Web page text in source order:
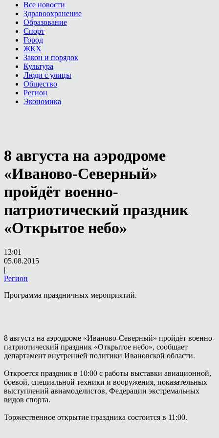
Все новости
Здравоохранение
Образование
Спорт
Город
ЖКХ
Закон и порядок
Культура
Люди с улицы
Общество
Регион
Экономика
8 августа на аэродроме
«Иваново-Северный»
пройдёт военно-
патриотический праздник
«Открытое небо»
13:01
05.08.2015
|
Регион
Программа праздничных мероприятий.
8 августа на аэродроме «Иваново-Северный» пройдёт военно-
патриотический праздник «Открытое небо», сообщает
департамент внутренней политики Ивановской области.
Откроется праздник в 10:00 с работы выставки авиационной,
боевой, специальной техники и вооружения, показательных
выступлений авиамоделистов, Федерации экстремальных
видов спорта.
Торжественное открытие праздника состоится в 11:00.